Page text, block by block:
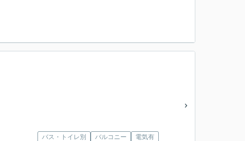
バス・トイレ別 バルコニー
電気有